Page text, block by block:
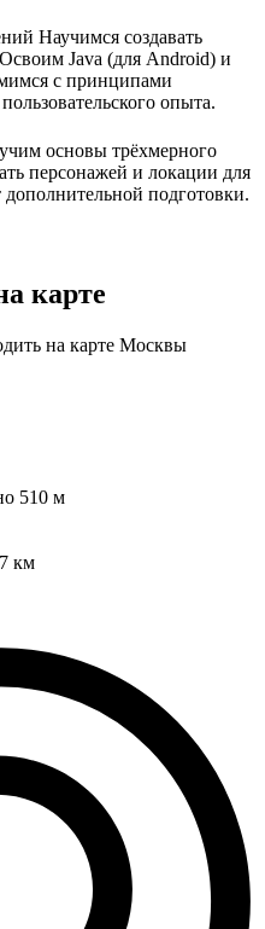
Научимся создавать
Java (для Android) и
с принципами
опыта.
основы трёхмерного
персонажей и локации для
подготовки.
карте
на карте Москвы
510 м
км